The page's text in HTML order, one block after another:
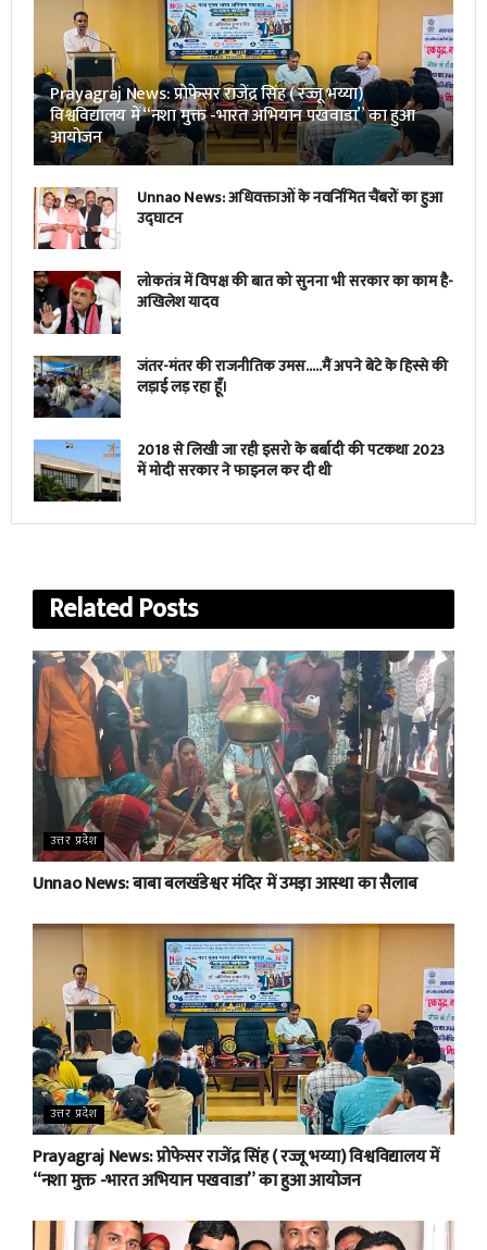
Prayagraj News: प्रोफेसर राजेंद्र सिंह ( रज्जू भय्या)
विश्वविद्यालय में “नशा मुक्त -भारत अभियान पखवाडा” का हुआ
आयोजन
Unnao News: अधिवक्ताओं के नवर्निमित चैंबरों का हुआ
उद्घाटन
लोकतंत्र में विपक्ष की बात को सुनना भी सरकार का काम है-
अखिलेश यादव
जंतर-मंतर की राजनीतिक उमस…..मैं अपने बेटे के हिस्से की
लड़ाई लड़ रहा हूँ।
2018 से लिखी जा रही इसरो के बर्बादी की पटकथा 2023
में मोदी सरकार ने फाइनल कर दी थी
RelatedPosts
उत्तर प्रदेश
Unnao News: बाबा बलखंडेश्वर मंदिर में उमड़ा आस्था का सैलाब
उत्तर प्रदेश
Prayagraj News: प्रोफेसर राजेंद्र सिंह ( रज्जू भय्या) विश्वविद्यालय में
“नशा मुक्त -भारत अभियान पखवाडा” का हुआ आयोजन